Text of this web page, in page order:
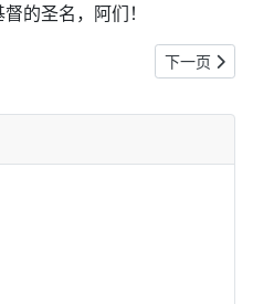
的圣名，阿们！
和华善待万有（诗145:1-9）
下一篇文章:
下一页